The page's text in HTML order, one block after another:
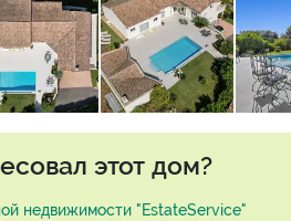
этот дом?
недвижимости "EstateService"